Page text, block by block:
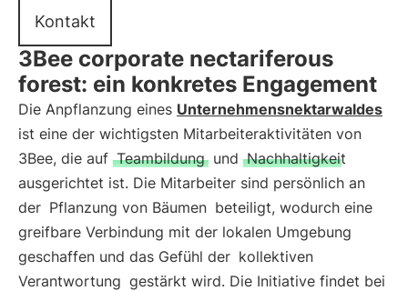
Kontakt
3Bee corporate nectariferous
forest: ein konkretes Engagement
Die Anpflanzung eines Unternehmensnektarwaldes
ist eine der wichtigsten Mitarbeiteraktivitäten von
3Bee, die auf Teambildung und Nachhaltigkeit
ausgerichtet ist. Die Mitarbeiter sind persönlich an
der Pflanzung von Bäumen beteiligt, wodurch eine
greifbare Verbindung mit der lokalen Umgebung
geschaffen und das Gefühl der kollektiven
Verantwortung gestärkt wird. Die Initiative findet bei